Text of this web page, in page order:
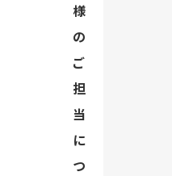
様
の
ご
担
当
に
つ